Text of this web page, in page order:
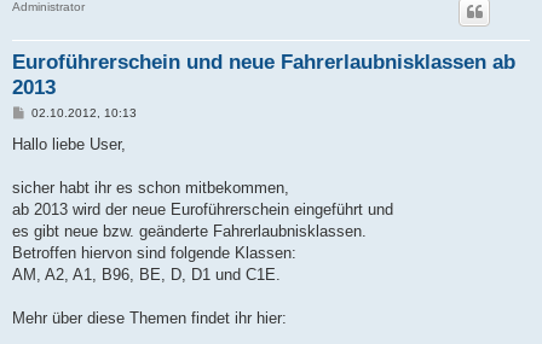
Administrator
Euroführerschein und neue Fahrerlaubnisklassen ab
2013
B
i
a
02.10.2012, 10:13
Hallo liebe User,
sicher habt ihr es schon mitbekommen,
ab 2013 wird der neue Euroführerschein eingeführt und
es gibt neue bzw. geänderte Fahrerlaubnisklassen.
Betroffen hiervon sind folgende Klassen:
AM, A2, A1, B96, BE, D, D1 und C1E.
Mehr über diese Themen findet ihr hier: